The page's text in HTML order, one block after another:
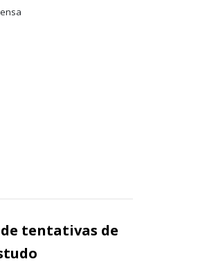
tentativas de